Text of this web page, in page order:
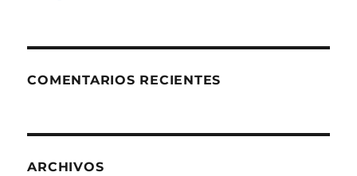
COMENTARIOS RECIENTES
ARCHIVOS